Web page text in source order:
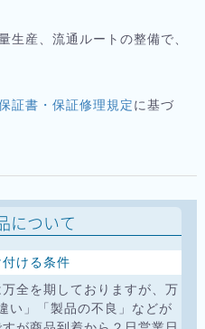
生産、流通ルートの整備で、
証書・保証修理規定に基づ
について
ける条件
全を期しておりますが、万
い」「製品の不良」などが